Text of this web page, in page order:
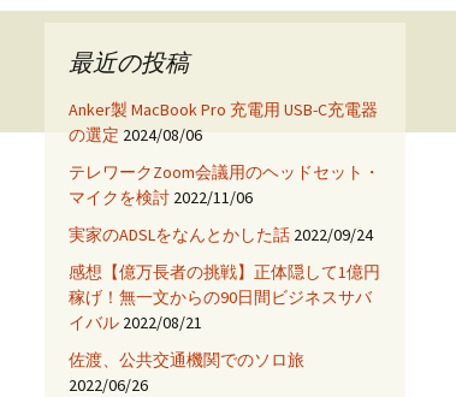
iPhone7 フィルム・ケー
JNIを使ってみる
AjaxTagsを使ってみる
eclipse -乗り換え→
NetBeans
最近の投稿
Anker製 MacBook Pro 充電用 USB-C充電器
の選定 2024/08/06
テレワークZoom会議用のヘッドセット・
マイクを検討 2022/11/06
実家のADSLをなんとかした話 2022/09/24
感想【億万長者の挑戦】正体隠して1億円
稼げ！無一文からの90日間ビジネスサバ
イバル 2022/08/21
佐渡、公共交通機関でのソロ旅
2022/06/26